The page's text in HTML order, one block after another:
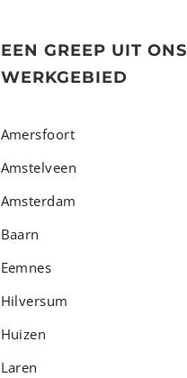
EEN GREEP UIT ONS
WERKGEBIED
Amersfoort
Amstelveen
Amsterdam
Baarn
Eemnes
Hilversum
Huizen
Laren